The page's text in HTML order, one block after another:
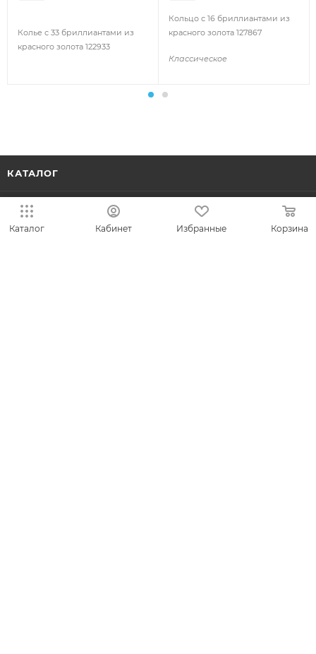
Колье с 33 бриллиантами из
красного золота 122933
Кольцо с 16 бриллиантами из
красного золота 127867
Классическое
КАТАЛОГ
АКЦИИ
Каталог Кабинет Избранные Корзина